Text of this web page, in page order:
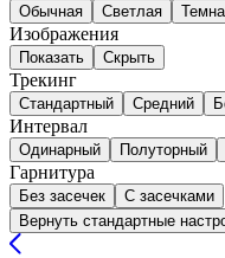
Обычная Светлая
Изображения
Показать Скрыть
Трекинг
Стандартный Средний
Интервал
Одинарный Полуторный
Гарнитура
Без засечек
С засечками
Вернуть стандартные